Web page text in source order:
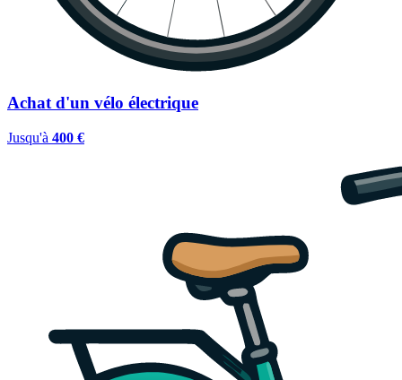
Achat d'un vélo électrique
Jusqu'à 400 €